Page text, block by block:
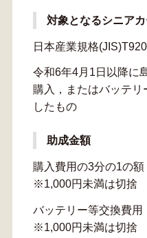
対象となるシニア
日本産業規格
令和6年4月1日以降に
購入，またはバッテリ
したもの
助成金額
購入費用の3分の1の
※1,000円未満は切捨
バッテリー等交換費
※1,000円未満は切捨